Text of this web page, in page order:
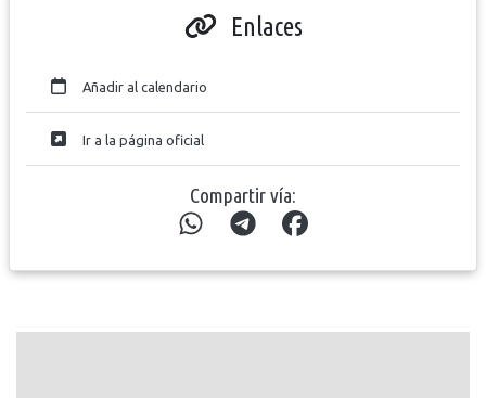
Enlaces
Añadir al calendario
Ir a la página oficial
Compartir vía: